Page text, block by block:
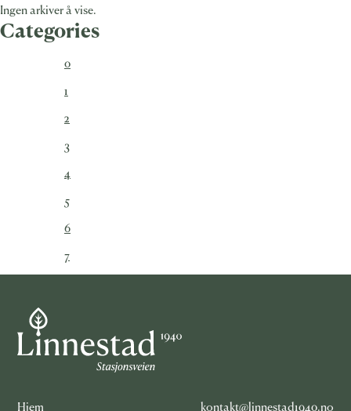
Ingen arkiver å vise.
Categories
0
1
2
3
4
5
6
7
Hjem kontakt@linnestad1940.no